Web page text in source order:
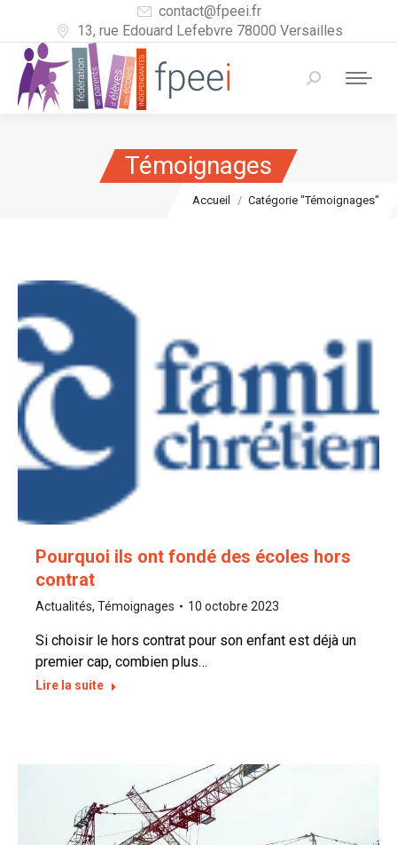
contact@fpeei.fr
13, rue Edouard Lefebvre 78000 Versailles
Recherche
Témoignages
Vous êtes ici :
Accueil Catégorie "Témoignages"
Pourquoi ils ont fondé des écoles hors
contrat
Actualités, Témoignages 10 octobre 2023
Si choisir le hors contrat pour son enfant est déjà un
premier cap, combien plus…
Lire la suite